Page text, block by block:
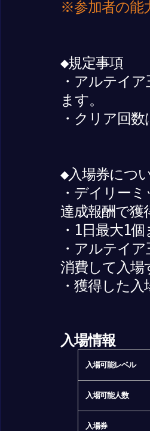
※参加者の能
◆規定事項
・アルテイ
ます。
・クリア回
◆入場券につ
・デイリー
達成報酬で獲
・1日最大1
・アルテイ
消費して入
・獲得した
入場情報
入場可能レベル
入場可能人数
入場券